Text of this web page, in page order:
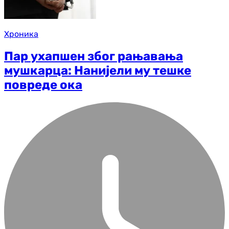
Хроника
Пар ухапшен због рањавања
мушкарца: Нанијели му тешке
повреде ока